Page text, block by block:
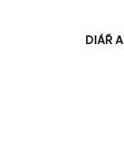
DIÁŘ